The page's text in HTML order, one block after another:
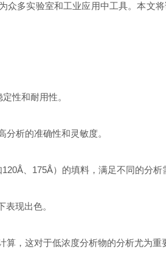
多实验室和工业应用中工具。本文
性和耐用性。
析的准确性和灵敏度。
、175Å）的填料，满足不同的分析
现出色。
，这对于低浓度分析物的分析尤为重